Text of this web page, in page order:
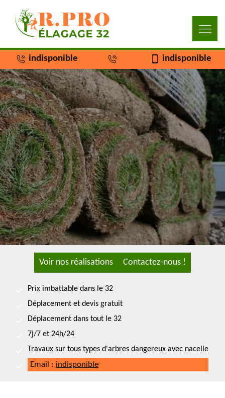
indisponible indisponible
Voir nos réalisations Contactez-nous !
Prix imbattable dans le 32
Déplacement et devis gratuit
Déplacement dans tout le 32
7j/7 et 24h/24
Travaux sur tous types d'arbres dangereux avec nacelle
Email : indisponible